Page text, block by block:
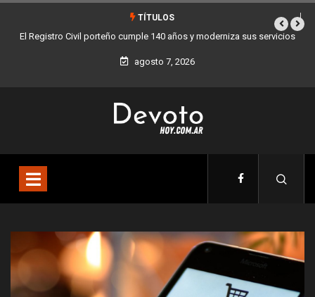
TÍTULOS
Buenos Aires sumó 12 nuevos Bares Notables y ya son 90 en toda
la Ciudad
agosto 7, 2026